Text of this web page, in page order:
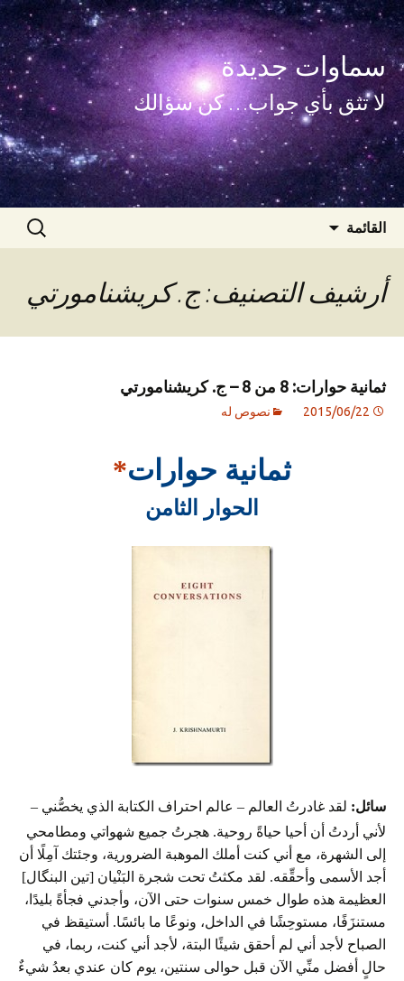
سماوات جديدة
لا تثق بأي جواب… كن سؤالك
القائمة
البحث
عن:
أرشيف التصنيف: ج. كريشنامورتي
ثمانية حوارات: 8 من 8 – ج. كريشنامورتي
2015/06/22 نصوص له
ثمانية حوارات*
الحوار الثامن
سائل: لقد غادرتُ العالم – عالم احتراف الكتابة الذي يخصُّني –
لأني أردتُ أن أحيا حياةً روحية. هجرتُ جميع شهواتي ومطامحي
إلى الشهرة، مع أني كنت أملك الموهبة الضرورية، وجئتك آمِلًا أن
أجد الأسمى وأحقِّقه. لقد مكثتُ تحت شجرة البَنْيان [تين البنگال]
العظيمة هذه طوال خمس سنوات حتى الآن، وأجدني فجأةً بليدًا،
مستنزَفًا، مستوحِشًا في الداخل، ونوعًا ما بائسًا. أستيقظ في
الصباح لأجد أني لم أحقق شيئًا البتة، لأجد أني كنت، ربما، في
حالٍ أفضل منِّي الآن قبل حوالى سنتين، يوم كان عندي بعدُ شيءٌ